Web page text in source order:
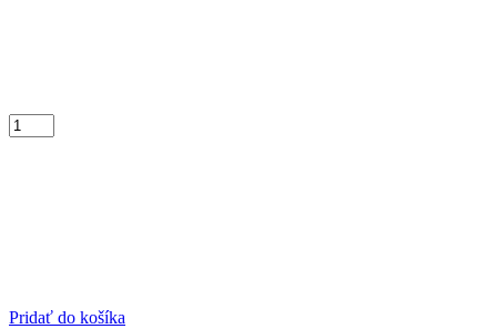
Pridať do košíka